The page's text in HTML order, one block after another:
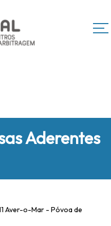
Aderentes
Aver-o-Mar - Póvoa de